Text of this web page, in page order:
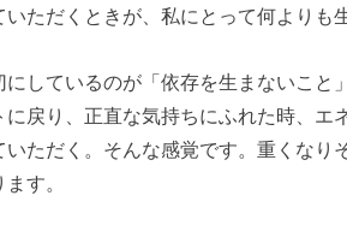
ただくときが、私にとって何よりも
にしているのが「依存を生まないこと
戻り、正直な気持ちにふれた時、エ
いただく。そんな感覚です。重くな
す。